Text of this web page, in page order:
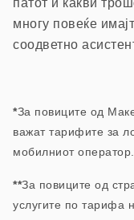
многу повеќе
соодветно
*За повиците од
важат тарифите за
мобилниот оператор.
**За повиците од
услугите по тарифа